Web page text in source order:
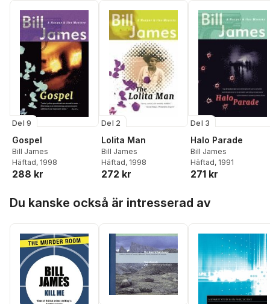
Del 9
Gospel
Bill James
Häftad, 1998
288 kr
Del 2
Lolita Man
Bill James
Häftad, 1998
272 kr
Del 3
Halo Parade
Bill James
Häftad, 1991
271 kr
Du kanske också är intresserad av